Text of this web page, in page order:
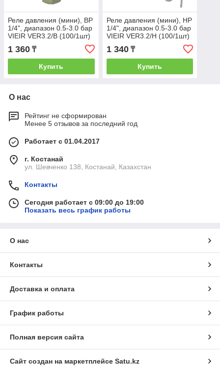
Реле давления (мини), ВР
1/4", диапазон 0.5-3.0 бар
VIEIR VER3.2/B (100/1шт)
1 360 ₸
Купить
Реле давления (мини), НР
1/4", диапазон 0.5-3.0 бар
VIEIR VER3.2/H (100/1шт)
1 340₸
Купить
О нас
Рейтинг не сформирован
Менее 5 отзывов за последний год
Работает с 01.04.2017
г. Костанай
ул. Шевченко 138, Костанай, Казахстан
Контакты
Сегодня работает с 09:00 до 19:00
Показать весь график работы
О нас
Контакты
Доставка и оплата
График работы
Полная версия сайта
Сайт создан на маркетплейсе Satu.kz